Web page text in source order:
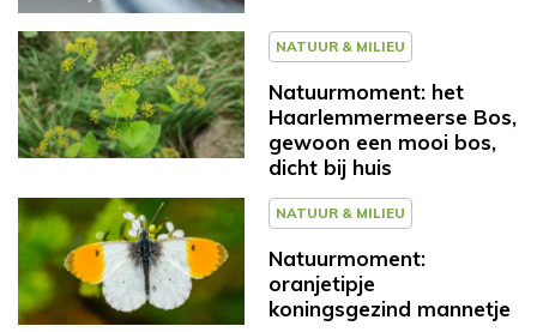
NATUUR & MILIEU
Natuurmoment: het
Haarlemmermeerse Bos,
gewoon een mooi bos,
dicht bij huis
NATUUR & MILIEU
Natuurmoment:
oranjetipje
koningsgezind mannetje